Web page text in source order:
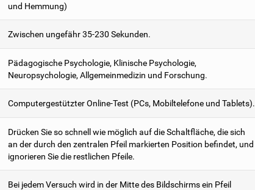
und Hemmung)
Zwischen ungefähr 35-230 Sekunden.
Pädagogische Psychologie, Klinische Psychologie,
Neuropsychologie, Allgemeinmedizin und Forschung.
Computergestützter Online-Test (PCs, Mobiltelefone und Tablets).
Drücken Sie so schnell wie möglich auf die Schaltfläche, die sich
an der durch den zentralen Pfeil markierten Position befindet, und
ignorieren Sie die restlichen Pfeile.
Bei jedem Versuch wird in der Mitte des Bildschirms ein Pfeil